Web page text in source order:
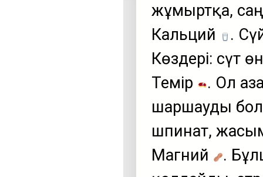
жұмыртқа,
Кальций
.
Көздері: сүт
Темір
. Ол
шаршауды
шпинат,
Магний
.